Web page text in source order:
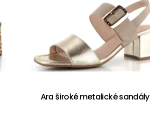
Ara široké metalické sandály